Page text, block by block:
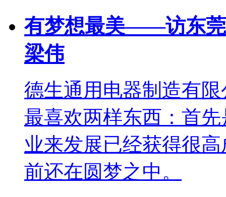
有梦想最美——访东莞
梁伟
德生通用电器制造有
最喜欢两样东西：首
业来发展已经获得很
前还在圆梦之中。